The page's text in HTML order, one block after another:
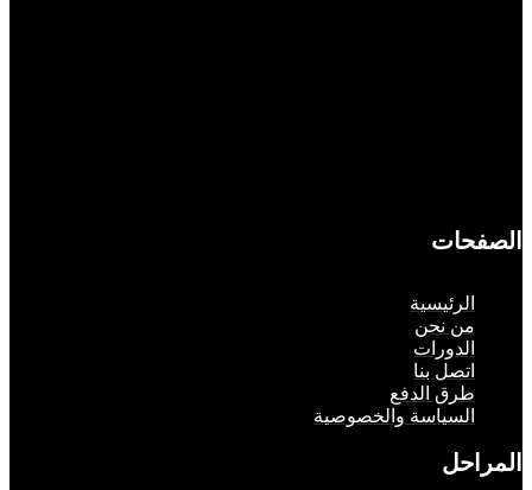
الدفع
والخصوصية